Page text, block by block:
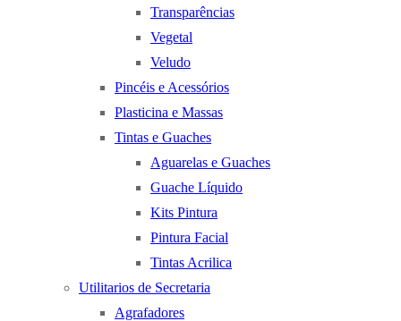
Transparências
Vegetal
Veludo
Pincéis e Acessórios
Plasticina e Massas
Tintas e Guaches
Aguarelas e Guaches
Guache Líquido
Kits Pintura
Pintura Facial
Tintas Acrilica
Utilitarios de Secretaria
Agrafadores